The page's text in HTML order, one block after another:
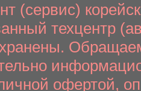
(сервис)
техцентр
офертой,